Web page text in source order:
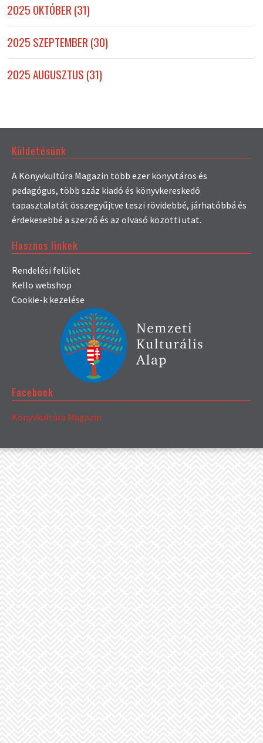
2025 OKTÓBER (31)
2025 SZEPTEMBER (30)
2025 AUGUSZTUS (31)
Küldetésünk
A Könyvkultúra Magazin több ezer könyvtáros és
pedagógus, több száz kiadó és könyvkereskedő
tapasztalatát összegyűjtve teszi rövidebbé, járhatóbbá és
érdekesebbé a szerző és az olvasó közötti utat.
Hasznos linkek
Rendelési felület
Kello webshop
Cookie-k kezelése
Facebook
Könyvkultúra Magazin